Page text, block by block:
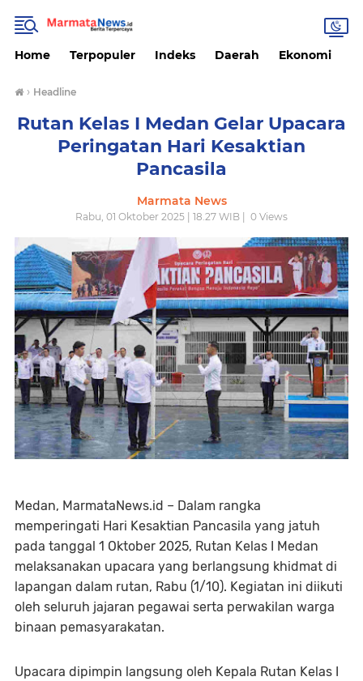
Home Terpopuler Indeks Daerah Ekonomi
› Headline
Rutan Kelas I Medan Gelar Upacara
Peringatan Hari Kesaktian
Pancasila
Marmata News
Rabu, 01 Oktober 2025 | 18.27 WIB | 0 Views
Medan, MarmataNews.id – Dalam rangka
memperingati Hari Kesaktian Pancasila yang jatuh
pada tanggal 1 Oktober 2025, Rutan Kelas I Medan
melaksanakan upacara yang berlangsung khidmat di
lapangan dalam rutan, Rabu (1/10). Kegiatan ini diikuti
oleh seluruh jajaran pegawai serta perwakilan warga
binaan pemasyarakatan.
Upacara dipimpin langsung oleh Kepala Rutan Kelas I